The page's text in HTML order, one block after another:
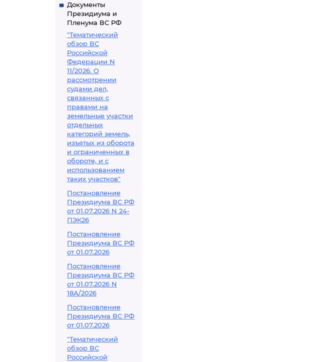
Документы
Президиума и
Пленума ВС РФ
"Тематический
обзор ВС
Российской
Федерации N
11/2026. О
рассмотрении
судами дел,
связанных с
правами на
земельные участки
отдельных
категорий земель,
изъятых из оборота
и ограниченных в
обороте, и с
использованием
таких участков"
Постановление
Президиума ВС РФ
от 01.07.2026 N 24-
ПЭК26
Постановление
Президиума ВС РФ
от 01.07.2026
Постановление
Президиума ВС РФ
от 01.07.2026 N
18А/2026
Постановление
Президиума ВС РФ
от 01.07.2026
"Тематический
обзор ВС
Российской